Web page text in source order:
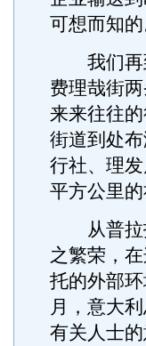
可想而知的
我们再到
费理哉街
来来往往
街道到处
行社、理
平方公里
从普拉托
之繁荣，
托的外部
月，意大
有关人士